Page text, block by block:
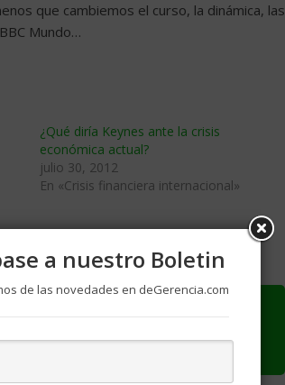
que cambiemos el curso, la dinámica, las
Mundo…
¿Qué diría Keynes ante la crisis
económica actual?
julio 30, 2012
En «Crisis financiera internacional»
a nuestro Boletin
de las novedades en deGerencia.com